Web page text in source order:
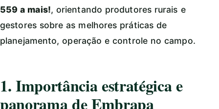
559 a mais!, orientando produtores rurais e
gestores sobre as melhores práticas de
planejamento, operação e controle no campo.
1. Importância estratégica e
panorama de Embrapa